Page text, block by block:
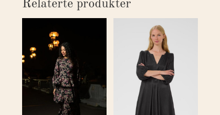
Relaterte produkter